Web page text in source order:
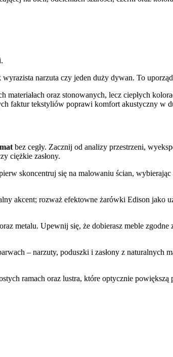
narzuta czy jeden duży dywan. To
oraz stonowanych, lecz ciepłych
faktur tekstyliów poprawi komfort akustyczny w
bez cegły. Zacznij od analizy przestrzeni,
ciężkie zasłony.
skoncentruj się na malowaniu ścian,
akcent; rozważ efektowne żarówki Edison jako
metalu. Upewnij się, że dobierasz meble zgodne
– narzuty, poduszki i zasłony z naturalnych
ramach oraz lustra, które optycznie powiększą